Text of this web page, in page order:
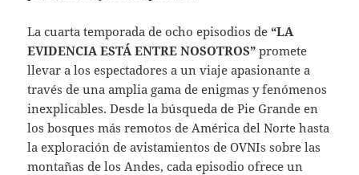
La cuarta temporada de ocho episodios de“LA
EVIDENCIA ESTÁ ENTRE NOSOTROS”promete
llevar a los espectadores a un viaje apasionante a
través de una amplia gama de enigmas y fenómenos
inexplicables. Desde la búsqueda de Pie Grande en
los bosques más remotos de América del Norte hasta
la exploración de avistamientos de OVNIs sobre las
montañas de los Andes, cada episodio ofrece un